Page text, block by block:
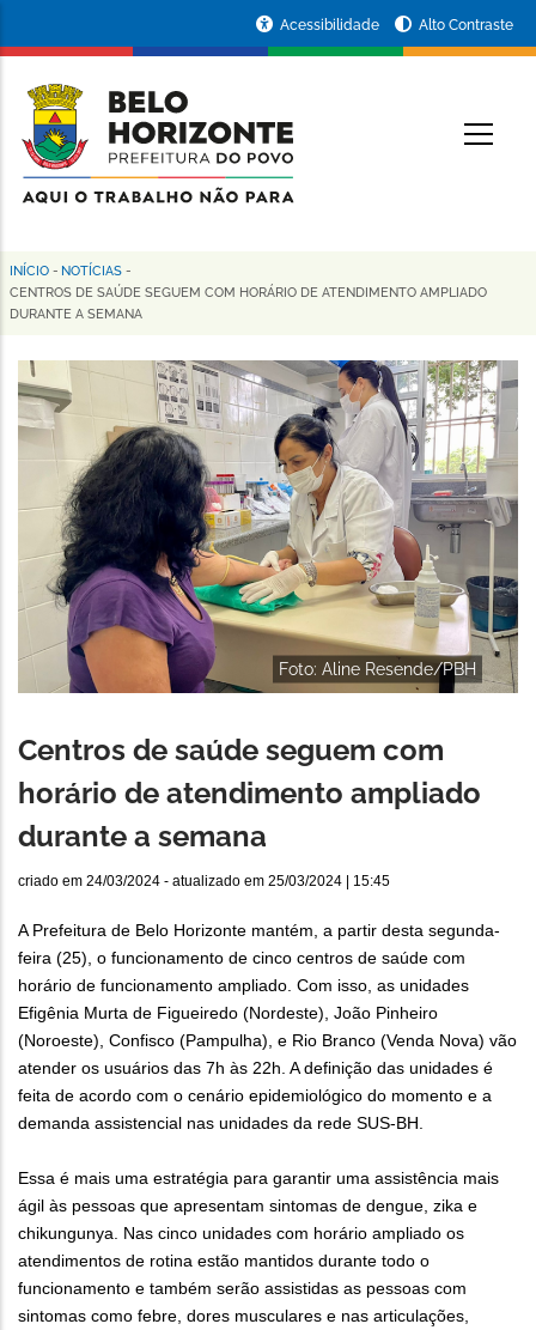
conteúdo
principal
da
Prefeitura
de
Horizonte
Acessibilidade Alto Contraste
Trilha
de
navegação
INÍCIO - NOTÍCIAS -
CENTROS DE SAÚDE SEGUEM COM HORÁRIO DE ATENDIMENTO AMPLIADO
DURANTE A SEMANA
Foto: Aline Resende/PBH
Centros de saúde seguem com
horário de atendimento ampliado
durante a semana
criado em 24/03/2024 - atualizado em 25/03/2024 | 15:45
A Prefeitura de Belo Horizonte mantém, a partir desta segunda-
feira (25), o funcionamento de cinco centros de saúde com
horário de funcionamento ampliado. Com isso, as unidades
Efigênia Murta de Figueiredo (Nordeste), João Pinheiro
(Noroeste), Confisco (Pampulha), e Rio Branco (Venda Nova) vão
atender os usuários das 7h às 22h. A definição das unidades é
feita de acordo com o cenário epidemiológico do momento e a
demanda assistencial nas unidades da rede SUS-BH.
Essa é mais uma estratégia para garantir uma assistência mais
ágil às pessoas que apresentam sintomas de dengue, zika e
chikungunya. Nas cinco unidades com horário ampliado os
atendimentos de rotina estão mantidos durante todo o
funcionamento e também serão assistidas as pessoas com
sintomas como febre, dores musculares e nas articulações,